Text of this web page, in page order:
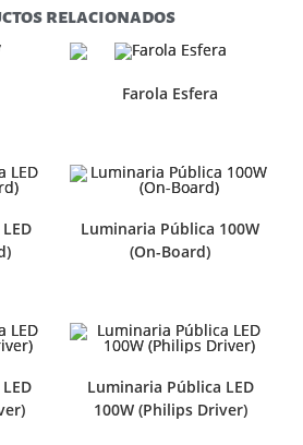
relacionados
Farola Esfera
Luminaria Pública 100W
(On-Board)
Luminaria Pública LED
100W (Philips Driver)